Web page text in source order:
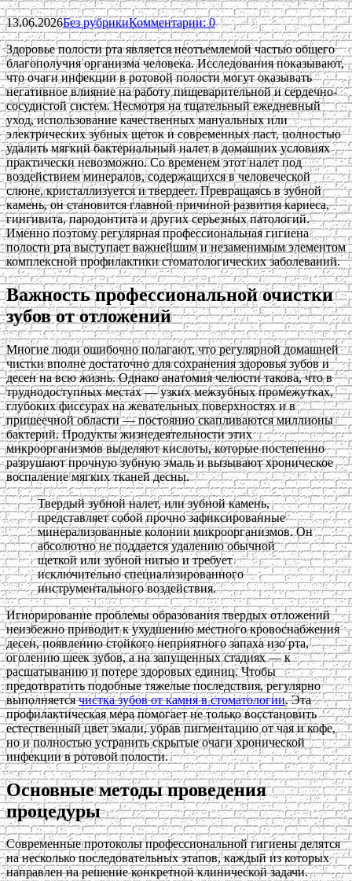
13.06.2026Без рубрикиКомментарии: 0
Здоровье полости рта является неотъемлемой частью общего
благополучия организма человека. Исследования показывают,
что очаги инфекции в ротовой полости могут оказывать
негативное влияние на работу пищеварительной и сердечно-
сосудистой систем. Несмотря на тщательный ежедневный
уход, использование качественных мануальных или
электрических зубных щеток и современных паст, полностью
удалить мягкий бактериальный налет в домашних условиях
практически невозможно. Со временем этот налет под
воздействием минералов, содержащихся в человеческой
слюне, кристаллизуется и твердеет. Превращаясь в зубной
камень, он становится главной причиной развития кариеса,
гингивита, пародонтита и других серьезных патологий.
Именно поэтому регулярная профессиональная гигиена
полости рта выступает важнейшим и незаменимым элементом
комплексной профилактики стоматологических заболеваний.
Важность профессиональной очистки
зубов от отложений
Многие люди ошибочно полагают, что регулярной домашней
чистки вполне достаточно для сохранения здоровья зубов и
десен на всю жизнь. Однако анатомия челюсти такова, что в
труднодоступных местах — узких межзубных промежутках,
глубоких фиссурах на жевательных поверхностях и в
пришеечной области — постоянно скапливаются миллионы
бактерий. Продукты жизнедеятельности этих
микроорганизмов выделяют кислоты, которые постепенно
разрушают прочную зубную эмаль и вызывают хроническое
воспаление мягких тканей десны.
Твердый зубной налет, или зубной камень,
представляет собой прочно зафиксированные
минерализованные колонии микроорганизмов. Он
абсолютно не поддается удалению обычной
щеткой или зубной нитью и требует
исключительно специализированного
инструментального воздействия.
Игнорирование проблемы образования твердых отложений
неизбежно приводит к ухудшению местного кровоснабжения
десен, появлению стойкого неприятного запаха изо рта,
оголению шеек зубов, а на запущенных стадиях — к
расшатыванию и потере здоровых единиц. Чтобы
предотвратить подобные тяжелые последствия, регулярно
выполняетсячистка зубов от камня в стоматологии. Эта
профилактическая мера помогает не только восстановить
естественный цвет эмали, убрав пигментацию от чая и кофе,
но и полностью устранить скрытые очаги хронической
инфекции в ротовой полости.
Основные методы проведения
процедуры
Современные протоколы профессиональной гигиены делятся
на несколько последовательных этапов, каждый из которых
направлен на решение конкретной клинической задачи.